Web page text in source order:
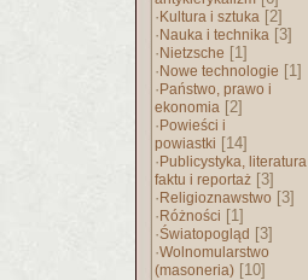
· Kultura i sztuka [2]
· Nauka i technika [3]
· Nietzsche [1]
· Nowe technologie [1]
· Państwo, prawo i
ekonomia [2]
· Powieści i
powiastki [14]
· Publicystyka, literatura
faktu i reportaż [3]
· Religioznawstwo [3]
· Różności [1]
·Światopogląd [3]
·Wolnomularstwo
(masoneria) [10]